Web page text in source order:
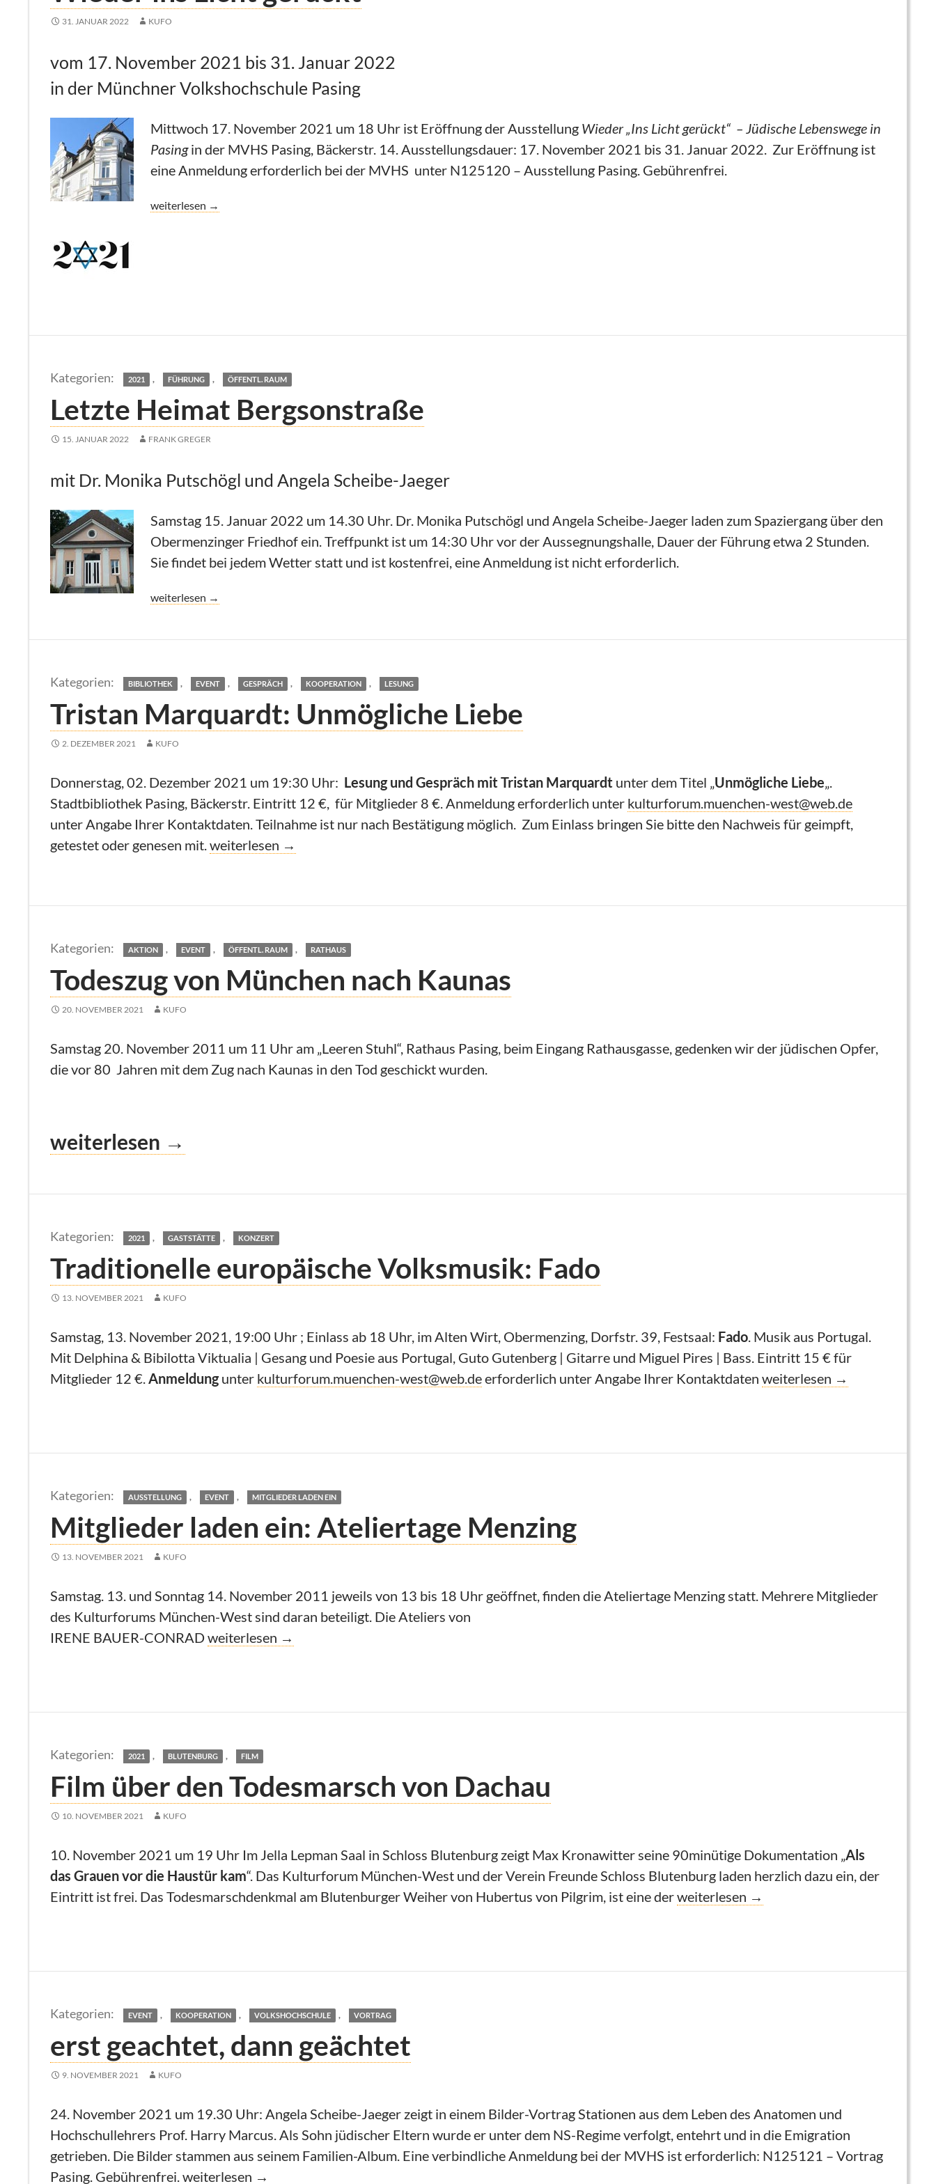
31. JANUAR 2022 KUFO
vom 17. November 2021 bis 31. Januar 2022
in der Münchner Volkshochschule Pasing
Mittwoch 17. November 2021 um 18 Uhr ist Eröffnung der Ausstellung Wieder „Ins Licht gerückt“ – Jüdische Lebenswege in
Pasingin der MVHS Pasing, Bäckerstr. 14. Ausstellungsdauer: 17. November 2021 bis 31. Januar 2022. Zur Eröffnung ist
eine Anmeldung erforderlich bei der MVHS unter N125120 – Ausstellung Pasing. Gebührenfrei.
Wieder ins Licht gerückt
weiterlesen →
2021 , FÜHRUNG , ÖFFENTL. RAUM
Letzte Heimat Bergsonstraße
15. JANUAR 2022 FRANK GREGER
mit Dr. Monika Putschögl und Angela Scheibe-Jaeger
Samstag 15. Januar 2022 um 14.30 Uhr. Dr. Monika Putschögl und Angela Scheibe-Jaeger laden zum Spaziergang über den
Obermenzinger Friedhof ein. Treffpunkt ist um 14:30 Uhr vor der Aussegnungshalle, Dauer der Führung etwa 2 Stunden.
Sie findet bei jedem Wetter statt und ist kostenfrei, eine Anmeldung ist nicht erforderlich.
Letzte Heimat Bergsonstraße
weiterlesen →
BIBLIOTHEK , EVENT , GESPRÄCH , KOOPERATION , LESUNG
Tristan Marquardt: Unmögliche Liebe
2. DEZEMBER 2021 KUFO
Donnerstag, 02. Dezember 2021 um 19:30 Uhr: Lesung und Gespräch mit Tristan Marquardt unter dem Titel „Unmögliche Liebe„.
Stadtbibliothek Pasing, Bäckerstr. Eintritt 12 €, für Mitglieder 8 €. Anmeldung erforderlich unter kulturforum.muenchen-west@web.de
unter Angabe Ihrer Kontaktdaten. Teilnahme ist nur nach Bestätigung möglich. Zum Einlass bringen Sie bitte den Nachweis für geimpft,
getestet oder genesen mit.Tristan Marquardt: Unmögliche Liebe
weiterlesen →
AKTION , EVENT , ÖFFENTL. RAUM , RATHAUS
Todeszug von München nach Kaunas
20. NOVEMBER 2021 KUFO
Samstag 20. November 2011 um 11 Uhr am „Leeren Stuhl“, Rathaus Pasing, beim Eingang Rathausgasse, gedenken wir der jüdischen Opfer,
die vor 80 Jahren mit dem Zug nach Kaunas in den Tod geschickt wurden.
Todeszug von München nach Kaunas
weiterlesen →
2021 , GASTSTÄTTE , KONZERT
Traditionelle europäische Volksmusik: Fado
13. NOVEMBER 2021 KUFO
Samstag, 13. November 2021, 19:00 Uhr ; Einlass ab 18 Uhr, im Alten Wirt, Obermenzing, Dorfstr. 39, Festsaal: Fado. Musik aus Portugal.
Mit Delphina & Bibilotta Viktualia | Gesang und Poesie aus Portugal, Guto Gutenberg | Gitarre und Miguel Pires | Bass. Eintritt 15 € für
Mitglieder 12 €.Anmeldungunter kulturforum.muenchen-west@web.deerforderlich unter Angabe Ihrer Kontaktdaten Traditionelle europäische
weiterlesen →
AUSSTELLUNG , EVENT , MITGLIEDER LADEN EIN
Mitglieder laden ein: Ateliertage Menzing
13. NOVEMBER 2021 KUFO
Samstag. 13. und Sonntag 14. November 2011 jeweils von 13 bis 18 Uhr geöffnet, finden die Ateliertage Menzing statt. Mehrere Mitglieder
des Kulturforums München-West sind daran beteiligt. Die Ateliers von
IRENE BAUER-CONRADMitglieder laden ein: Ateliertage Menzing
weiterlesen →
2021 , BLUTENBURG , FILM
Film über den Todesmarsch von Dachau
10. NOVEMBER 2021 KUFO
10. November 2021 um 19 Uhr Im Jella Lepman Saal in Schloss Blutenburg zeigt Max Kronawitter seine 90minütige Dokumentation „Als
das Grauen vor die Haustür kam“. Das Kulturforum München-West und der Verein Freunde Schloss Blutenburg laden herzlich dazu ein, der
Eintritt ist frei. Das Todesmarschdenkmal am Blutenburger Weiher von Hubertus von Pilgrim, ist eine derFilm über den Todesmarsch von Dachau
weiterlesen →
EVENT , KOOPERATION , VOLKSHOCHSCHULE , VORTRAG
erst geachtet, dann geächtet
9. NOVEMBER 2021 KUFO
24. November 2021 um 19.30 Uhr: Angela Scheibe-Jaeger zeigt in einem Bilder-Vortrag Stationen aus dem Leben des Anatomen und
Hochschullehrers Prof. Harry Marcus. Als Sohn jüdischer Eltern wurde er unter dem NS-Regime verfolgt, entehrt und in die Emigration
getrieben. Die Bilder stammen aus seinem Familien-Album. Eine verbindliche Anmeldung bei der MVHS ist erforderlich: N125121 – Vortrag
Pasing. Gebührenfrei.erst geachtet, dann geächtet
weiterlesen →